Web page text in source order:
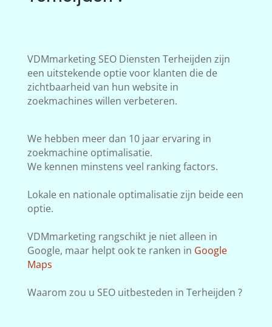
VDMmarketing SEO Diensten Terheijden zijn
een uitstekende optie voor klanten die de
zichtbaarheid van hun website in
zoekmachines willen verbeteren.
We hebben meer dan 10 jaar ervaring in
zoekmachine optimalisatie.
We kennen minstens veel ranking factors.
Lokale en nationale optimalisatie zijn beide een
optie.
VDMmarketing rangschikt je niet alleen in
Google, maar helpt ook te ranken in Google
Maps
Waarom zou u SEO uitbesteden in Terheijden ?